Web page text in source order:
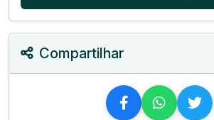
Compartilhar